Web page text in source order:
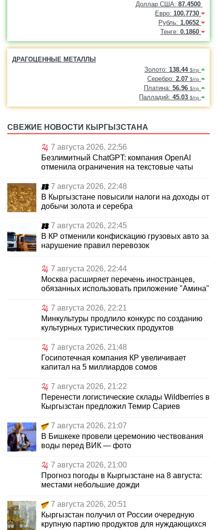
Доллар США: 87.4500
Евро: 100.7730
Рубль: 1.0652
Тенге: 0.1860
ДРАГОЦЕННЫЕ МЕТАЛЛЫ
Золото: 138.44 $/гр
Серебро: 2.07 $/гр
Платина: 56.96 $/гр
Палладий: 45.03 $/гр
СВЕЖИЕ НОВОСТИ КЫРГЫЗСТАНА
7 августа 2026, 22:56
Безлимитный ChatGPT: компания OpenAI
отменила ограничения на текстовые чаты
7 августа 2026, 22:48
В Кыргызстане повысили налоги на доходы от
добычи золота и серебра
7 августа 2026, 22:45
В КР отменили конфискацию грузовых авто за
нарушение правил перевозок
7 августа 2026, 22:44
Москва расширяет перечень иностранцев,
обязанных использовать приложение "Амина"
7 августа 2026, 22:21
Минкультуры продлило конкурс по созданию
культурных туристических продуктов
7 августа 2026, 21:48
Госипотечная компания КР увеличивает
капитал на 5 миллиардов сомов
7 августа 2026, 21:22
Перенести логистические склады Wildberries в
Кыргызстан предложил Темир Сариев
7 августа 2026, 21:07
В Бишкеке провели церемонию чествования
воды перед ВИК — фото
7 августа 2026, 21:00
Прогноз погоды в Кыргызстане на 8 августа:
местами небольшие дожди
7 августа 2026, 20:51
Кыргызстан получил от России очередную
крупную партию продуктов для нуждающихся